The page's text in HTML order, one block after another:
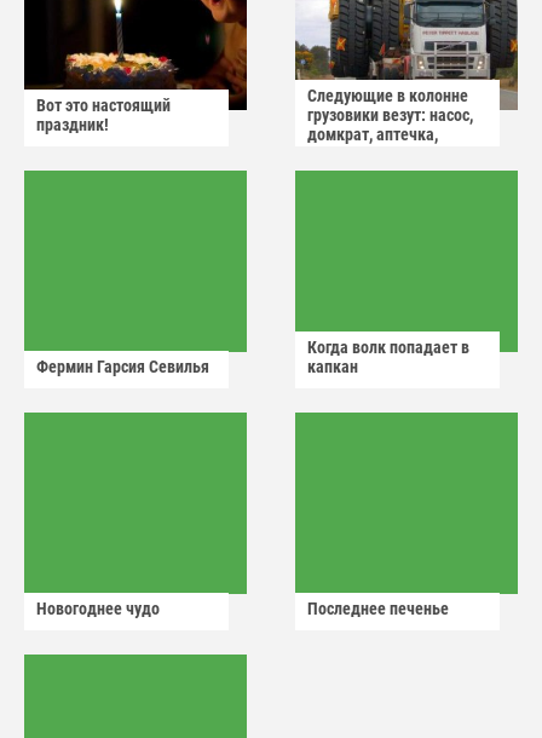
Вот это настоящий
праздник!
Следующие в колонне
грузовики везут: насос,
домкрат, аптечка,
Фермин Гарсия Севилья
Когда волк попадает в
капкан
Новогоднее чудо Последнее печенье